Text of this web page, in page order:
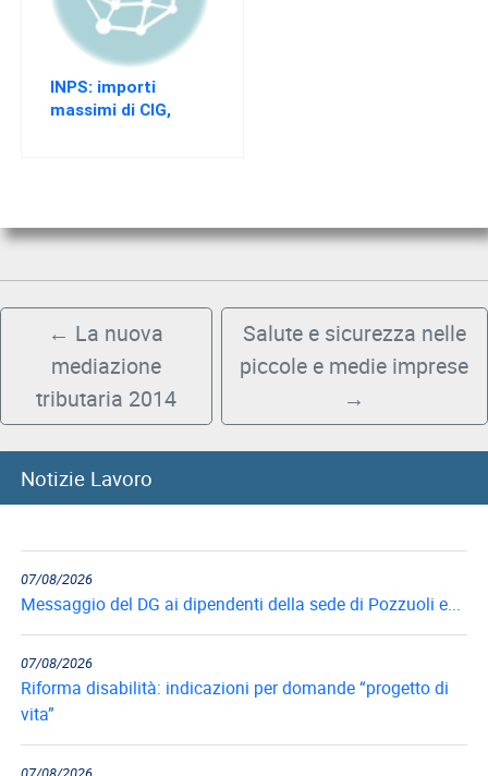
INPS: importi
massimi di CIG,
← La nuova
mediazione
tributaria 2014
Salute e sicurezza nelle
piccole e medie imprese
→
Notizie Lavoro
Caporalato, l'Istituto in campo nella vigilanza estiva
07/08/2026
Messaggio del DG ai dipendenti della sede di Pozzuoli e...
07/08/2026
Riforma disabilità: indicazioni per domande “progetto di
vita”
07/08/2026